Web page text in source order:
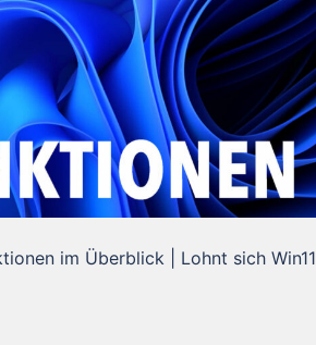
im Überblick | Lohnt sich